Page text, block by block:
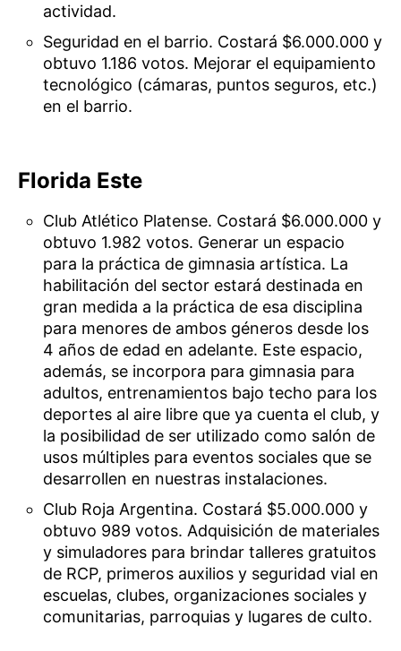
actividad.
Seguridad en el barrio. Costará $6.000.000 y
obtuvo 1.186 votos. Mejorar el equipamiento
tecnológico (cámaras, puntos seguros, etc.)
en el barrio.
Florida Este
Club Atlético Platense. Costará $6.000.000 y
obtuvo 1.982 votos. Generar un espacio
para la práctica de gimnasia artística. La
habilitación del sector estará destinada en
gran medida a la práctica de esa disciplina
para menores de ambos géneros desde los
4 años de edad en adelante. Este espacio,
además, se incorpora para gimnasia para
adultos, entrenamientos bajo techo para los
deportes al aire libre que ya cuenta el club, y
la posibilidad de ser utilizado como salón de
usos múltiples para eventos sociales que se
desarrollen en nuestras instalaciones.
Club Roja Argentina. Costará $5.000.000 y
obtuvo 989 votos. Adquisición de materiales
y simuladores para brindar talleres gratuitos
de RCP, primeros auxilios y seguridad vial en
escuelas, clubes, organizaciones sociales y
comunitarias, parroquias y lugares de culto.